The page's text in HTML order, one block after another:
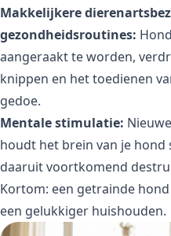
Makkelijkere
gezondheidsroutines:
aangeraakt te worden,
knippen en het toedienen
gedoe.
Mentale stimulatie:
houdt het brein van je hond
daaruit voortkomend
Kortom: een getrainde
een gelukkiger huishouden.